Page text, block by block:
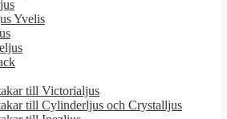
Yvelis
till Victorialjus
till Cylinderljus och Crystalljus